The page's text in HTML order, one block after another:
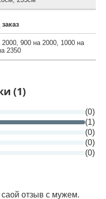
2000 900 на 2000 1000 на
2350
(1)
(0)
(1)
(0)
(0)
(0)
отзыв с мужем.